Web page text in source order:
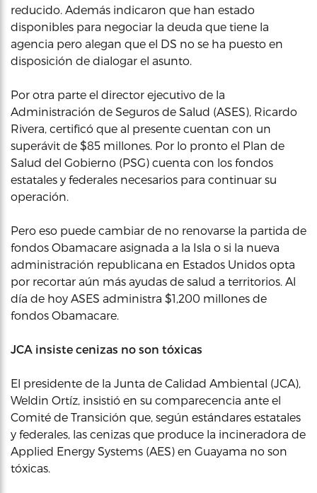
reducido. Además indicaron que han estado
disponibles para negociar la deuda que tiene la
agencia pero alegan que el DS no se ha puesto en
disposición de dialogar el asunto.
Por otra parte el director ejecutivo de la
Administración de Seguros de Salud (ASES), Ricardo
Rivera, certificó que al presente cuentan con un
superávit de $85 millones. Por lo pronto el Plan de
Salud del Gobierno (PSG) cuenta con los fondos
estatales y federales necesarios para continuar su
operación.
Pero eso puede cambiar de no renovarse la partida de
fondos Obamacare asignada a la Isla o si la nueva
administración republicana en Estados Unidos opta
por recortar aún más ayudas de salud a territorios. Al
día de hoy ASES administra $1,200 millones de
fondos Obamacare.
JCA insiste cenizas no son tóxicas
El presidente de la Junta de Calidad Ambiental (JCA),
Weldin Ortíz, insistió en su comparecencia ante el
Comité de Transición que, según estándares estatales
y federales, las cenizas que produce la incineradora de
Applied Energy Systems (AES) en Guayama no son
tóxicas.